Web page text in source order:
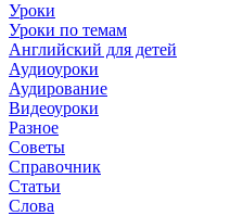
Уроки
Уроки по темам
Английский для детей
Аудиоуроки
Аудирование
Видеоуроки
Разное
Советы
Справочник
Статьи
Слова